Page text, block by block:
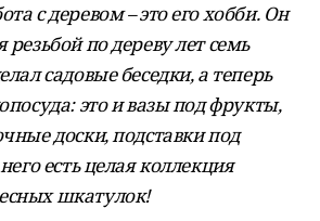
с деревом – это его хобби. Он
резьбой по дереву лет семь
садовые беседки, а теперь
это и вазы под фрукты,
доски, подставки под
есть целая коллекция
шкатулок!